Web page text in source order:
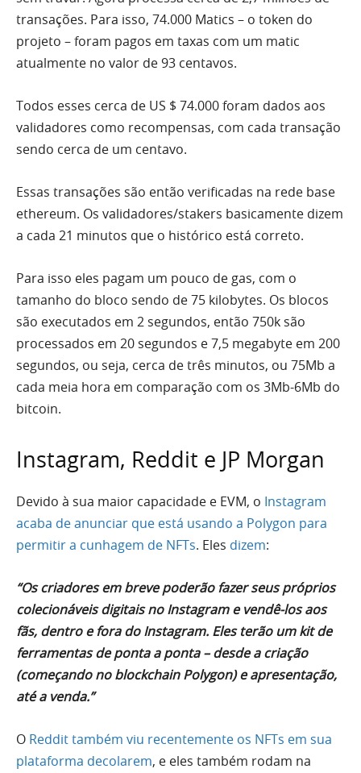
transações. Para isso, 74.000 Matics – o token do
projeto – foram pagos em taxas com um matic
atualmente no valor de 93 centavos.
Todos esses cerca de US $ 74.000 foram dados aos
validadores como recompensas, com cada transação
sendo cerca de um centavo.
Essas transações são então verificadas na rede base
ethereum. Os validadores/stakers basicamente dizem
a cada 21 minutos que o histórico está correto.
Para isso eles pagam um pouco de gas, com o
tamanho do bloco sendo de 75 kilobytes. Os blocos
são executados em 2 segundos, então 750k são
processados ​​em 20 segundos e 7,5 megabyte em 200
segundos, ou seja, cerca de três minutos, ou 75Mb a
cada meia hora em comparação com os 3Mb-6Mb do
bitcoin.
Instagram, Reddit e JP Morgan
Devido à sua maior capacidade e EVM, o Instagram
acaba de anunciar que está usando a Polygon para
permitir a cunhagem de NFTs. Eles dizem:
“Os criadores em breve poderão fazer seus próprios
colecionáveis ​​digitais no Instagram e vendê-los aos
fãs, dentro e fora do Instagram. Eles terão um kit de
ferramentas de ponta a ponta – desde a criação
(começando no blockchain Polygon) e apresentação,
até a venda.”
O Reddit também viu recentemente os NFTs em sua
plataforma decolarem, e eles também rodam na